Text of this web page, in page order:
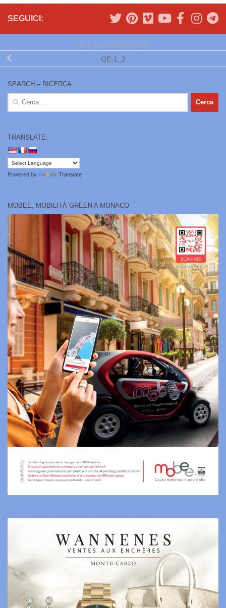
SEGUICI:
ARTICOLO PRECEDENTE
QE-1_2
SEARCH – RICERCA
Ricerca
TRANSLATE:
Powered by Translate
MOBEE, MOBILITÀ GREEN A MONACO